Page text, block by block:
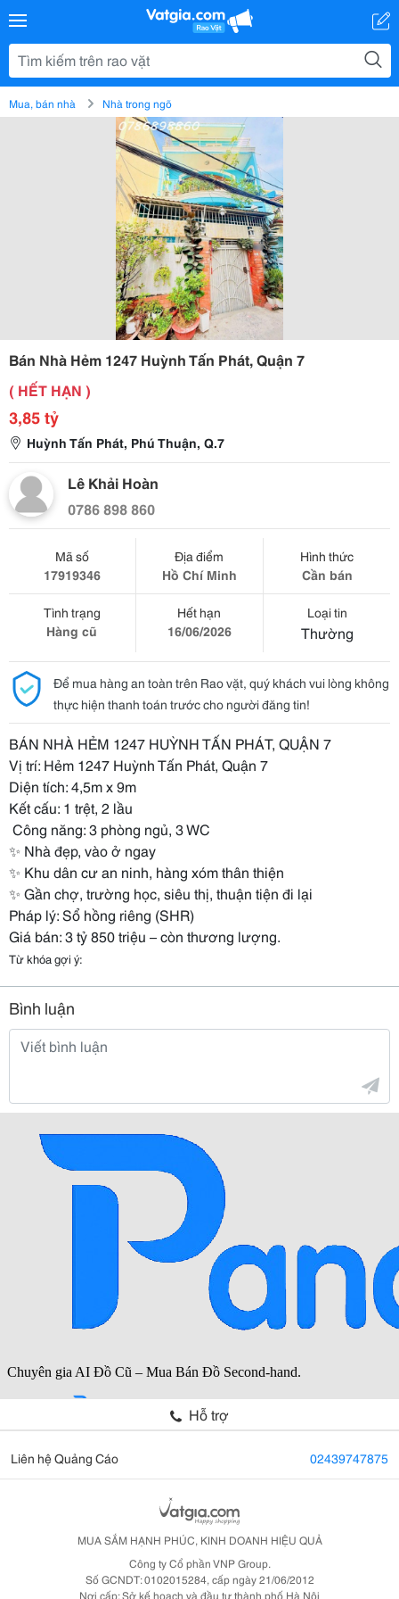
Mua, bán nhà Nhà trong ngõ
Bán Nhà Hẻm 1247 Huỳnh Tấn Phát, Quận 7
( HẾT HẠN )
3,85 tỷ
Huỳnh Tấn Phát, Phú Thuận, Q.7
Lê Khải Hoàn
0786 898 860
Mã số
17919346
Địa điểm
Hồ Chí Minh
Hình thức
Cần bán
Tình trạng
Hàng cũ
Hết hạn
16/06/2026
Loại tin
Thường
Để mua hàng an toàn trên Rao vặt, quý khách vui lòng không
thực hiện thanh toán trước cho người đăng tin!
BÁN NHÀ HẺM 1247 HUỲNH TẤN PHÁT, QUẬN 7
Vị trí: Hẻm 1247 Huỳnh Tấn Phát, Quận 7
Diện tích: 4,5m x 9m
Kết cấu: 1 trệt, 2 lầu
️ Công năng: 3 phòng ngủ, 3 WC
✨ Nhà đẹp, vào ở ngay
✨ Khu dân cư an ninh, hàng xóm thân thiện
✨ Gần chợ, trường học, siêu thị, thuận tiện đi lại
Pháp lý: Sổ hồng riêng (SHR)
Giá bán: 3 tỷ 850 triệu – còn thương lượng.
Từ khóa gợi ý:
Bình luận
Hỗ trợ
Liên hệ Quảng Cáo 02439747875
MUA SẮM HẠNH PHÚC, KINH DOANH HIỆU QUẢ
Công ty Cổ phần VNP Group.
Số GCNDT: 0102015284, cấp ngày 21/06/2012
Nơi cấp: Sở kế hoạch và đầu tư thành phố Hà Nội